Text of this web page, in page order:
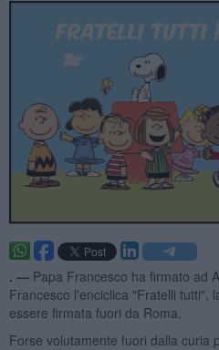
. — Papa Francesco ha firmato ad
Francesco l'enciclica "Fratelli tutti",
essere firmata fuori da Roma.
Forse volutamente fuori dalla curia